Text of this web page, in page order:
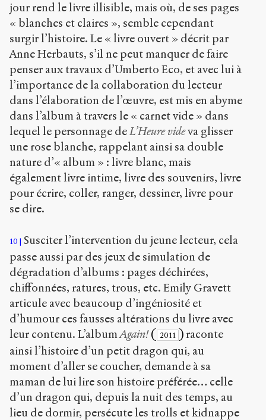
jour rend le livre illisible, mais où, de ses pages
« blanches et claires », semble cependant
surgir l’histoire. Le « livre ouvert » décrit par
Anne Herbauts, s’il ne peut manquer de faire
penser aux travaux d’Umberto Eco, et avec lui à
l’importance de la collaboration du lecteur
dans l’élaboration de l’œuvre, est mis en abyme
dans l’album à travers le « carnet vide » dans
lequel le personnage deL’Heure videva glisser
une rose blanche, rappelant ainsi sa double
nature d’« album » : livre blanc, mais
également livre intime, livre des souvenirs, livre
pour écrire, coller, ranger, dessiner, livre pour
se dire.
10
Susciter l’intervention du jeune lecteur, cela
passe aussi par des jeux de simulation de
dégradation d’albums : pages déchirées,
chiffonnées, ratures, trous, etc. Emily Gravett
articule avec beaucoup d’ingéniosité et
d’humour ces fausses altérations du livre avec
leur contenu. L’albumAgain! ( 2011 )raconte
ainsi l’histoire d’un petit dragon qui, au
moment d’aller se coucher, demande à sa
maman de lui lire son histoire préférée… celle
d’un dragon qui, depuis la nuit des temps, au
lieu de dormir, persécute les trolls et kidnappe